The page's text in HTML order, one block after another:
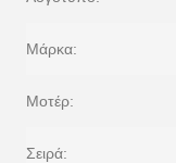
Μάρκα:
Μοτέρ:
Σειρά: